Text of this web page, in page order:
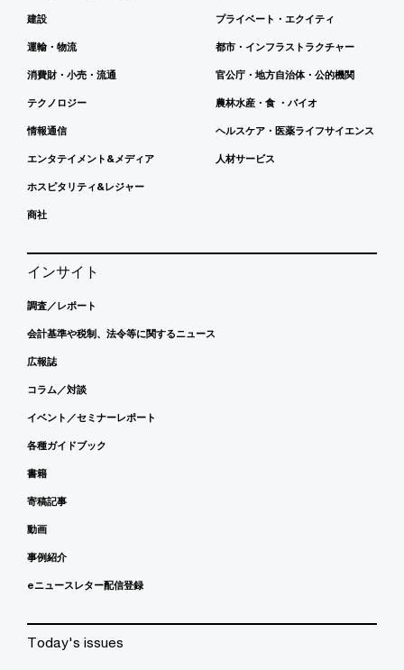
建設
運輸・物流
消費財・小売・流通
テクノロジー
情報通信
エンタテイメント&メディア
ホスピタリティ&レジャー
商社
プライベート・エクイティ
都市・インフラストラクチャー
官公庁・地方自治体・公的機関
農林水産・食 ・バイオ
ヘルスケア・医薬ライフサイエンス
人材サービス
インサイト
調査／レポート
会計基準や税制、法令等に関するニュース
広報誌
コラム／対談
イベント／セミナーレポート
各種ガイドブック
書籍
寄稿記事
動画
事例紹介
eニュースレター配信登録
Today's issues